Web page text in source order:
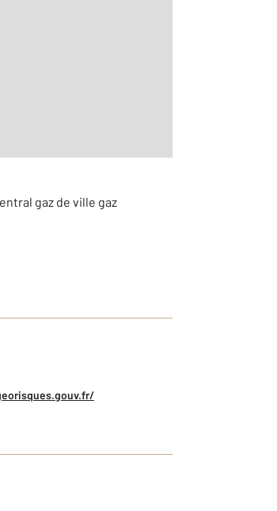
gaz de ville gaz